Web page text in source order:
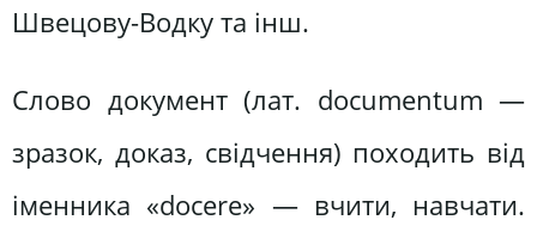
Швецову-Водку та інш.
Слово документ (лат. documentum —
зразок, доказ, свідчення) походить від
іменника «docere» — вчити, навчати.